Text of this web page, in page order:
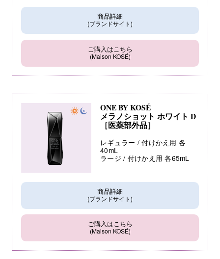
商品詳細
(ブランドサイト)
ご購入はこちら
(Maison KOSÉ)
ONE BY KOSÉ
メラノショット ホワイト D
［医薬部外品］
レギュラー / 付けかえ用 各
40mL
ラージ / 付けかえ用 各65mL
商品詳細
(ブランドサイト)
ご購入はこちら
(Maison KOSÉ)